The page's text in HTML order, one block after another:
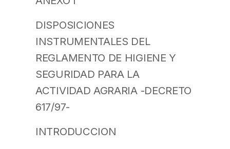
DISPOSICIONES
INSTRUMENTALES DEL
REGLAMENTO DE HIGIENE Y
SEGURIDAD PARA LA
ACTIVIDAD AGRARIA -DECRETO
617/97-
INTRODUCCION